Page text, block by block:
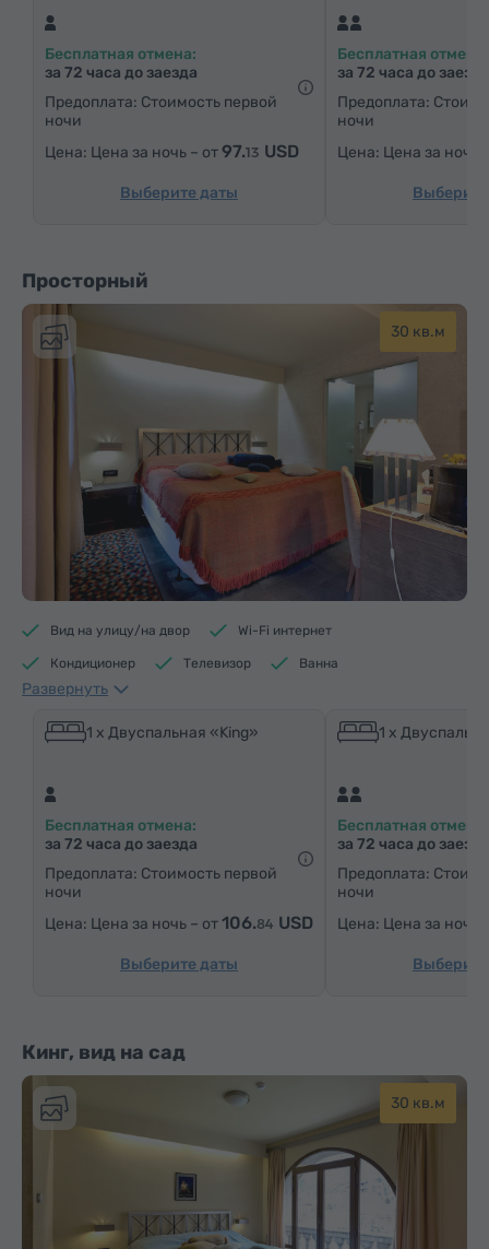
Письменный стол
Телефон Услуга «звонок-будильник»
Паркетные полы
Бутилировання вода
Бесплатная отмена:
за 72 часа до заезда
Предоплата: Стоимость первой
ночи
Цена за ночь – от97.13 USD
Выберите даты
Бесплатная отмена:
за 72 часа до заезда
Предоплата:
ночи
Цена за ночь
Просторный
30 кв.м
Вид на улицу/на двор Wi-Fi интернет
Кондиционер Телевизор Ванна
Доступ в бассейн
Доступ в сауну Средства гигиены Полотенца
Письменный стол Телефон
Услуга «звонок-будильник» Спутниковые телеканалы
Бутилировання вода
Чай/Кофе
Развернуть
1 x Двуспальная «King»
Бесплатная отмена:
за 72 часа до заезда
Предоплата: Стоимость первой
ночи
Цена за ночь – от 106.84 USD
Выберите даты
1 x
Бесплатная отмена:
за 72 часа до заезда
Предоплата:
ночи
Цена за ночь
Кинг, вид на сад
30 кв.м